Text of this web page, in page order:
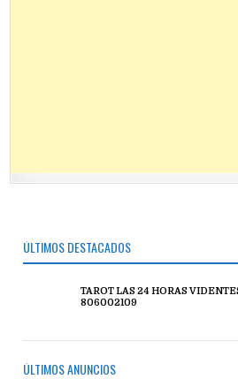
ÚLTIMOS DESTACADOS
TAROT LAS 24 HORAS
806002109
ÚLTIMOS ANUNCIOS